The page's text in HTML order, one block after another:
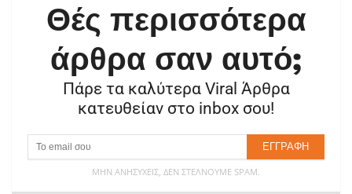
Θές περισσότερα
άρθρα σαν αυτό;
Πάρε τα καλύτερα Viral Άρθρα
κατευθείαν στο inbox σου!
ΜΗΝ ΑΝΗΣΥΧΕΊΣ, ΔΕΝ ΣΤΈΛΝΟΥΜΕ SPAM.